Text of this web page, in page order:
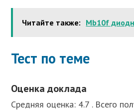
Читайте также: Mb10f
Тест по теме
Оценка доклада
Средняя оценка: 4.7 . Всего